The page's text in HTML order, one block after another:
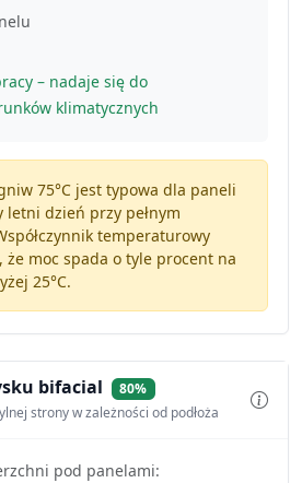
– nadaje się do
klimatycznych
75°C jest typowa dla paneli
letni dzień przy pełnym
temperaturowy
że moc spada o tyle procent na
25°C.
bifacial
80%
strony w zależności od podłoża
pod panelami: